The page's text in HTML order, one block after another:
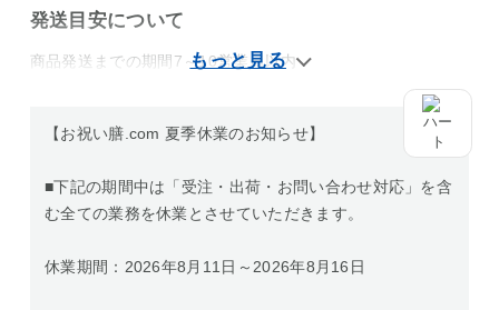
発送目安について
商品発送までの期間7～10営業日以内
【お祝い膳.com 夏季休業のお知らせ】
■下記の期間中は「受注・出荷・お問い合わせ対応」を含
む全ての業務を休業とさせていただきます。
休業期間：2026年8月11日～2026年8月16日